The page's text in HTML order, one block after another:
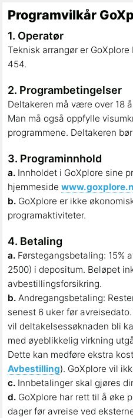
Programvilkår
1. Operatør
Teknisk arrangør er
454.
2. Programbetingelser
Deltakeren må være over 18
Man må også oppfylle
programmene. Deltakeren
3. Programinnhold
a. Innholdet i GoXplore sine
hjemmeside
b. GoXplore er ikke
programaktiviteter.
4. Betaling
a. Førstegangsbetaling: 15%
2500) i depositum. Beløpet
avbestillingsforsikring.
b. Andregangsbetaling:
senest 6 uker før
vil deltakelsessøknaden bli
med øyeblikkelig virkning
Dette kan medføre ekstra
Avbestilling). GoXplore vil
c. Innbetalinger skal gjøres
d. GoXplore har rett til å øke
dager før avreise ved